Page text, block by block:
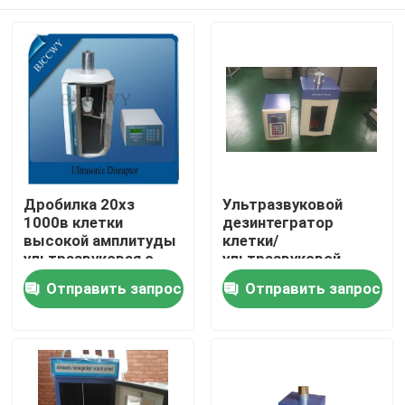
Дом
О нас
Дробилка 20хз
1000в клетки
высокой амплитуды
ультразвуковая с
хорошим
сопротивлением
жары
Отправить запрос
Ультразвуковой
дезинтегратор
клетки/
ультразвуковой
разрушитель клетки
используемый в
лаборатории и
Отправить запрос